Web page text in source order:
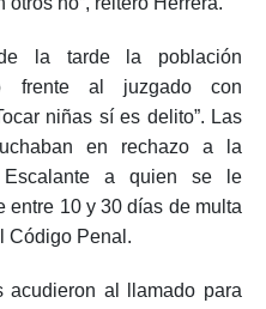
la tarde la población
frente al juzgado con
niñas sí es delito”. Las
en rechazo a la
Escalante a quien se le
entre 10 y 30 días de multa
Código Penal.
acudieron al llamado para